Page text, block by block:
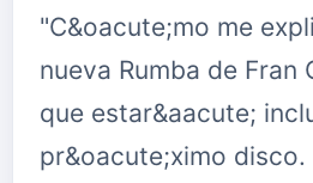
"C&oacute;mo me
nueva Rumba de Fran
que estar&aacute;
pr&oacute;ximo disco.